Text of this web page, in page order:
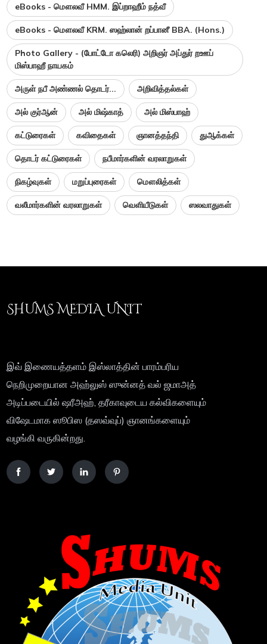
eBooks - மௌலவீ HMM. இப்றாஹீம் நத்வீ
eBooks - மௌலவீ KRM. ஸஹ்லான் றப்பானீ BBA. (Hons.)
Photo Gallery - (போட்டோ கலெரி) அறிஞர் அப்துர் றஊப்
மிஸ்பாஹீ நாயகம்
அருள் நபீ அண்ணல் தொடர்... அறிவித்தல்கள்
அல் குர்ஆன் அல் மிஷ்காத் அல் மிஸ்பாஹ்
கட்டுரைகள் கவிதைகள் ஞானத்தந்தி துஆக்கள்
தொடர் கட்டுரைகள் நபீமார்களின் வரலாறுகள்
நிகழ்வுகள் மறுப்புரைகள் மௌலித்கள்
வலீமார்களின் வரலாறுகள் வெளியீடுகள் ஸலவாதுகள்
SHUMS MEDIA UNIT
இவ் இணையத்தளம் இஸ்லாத்தின் பாரம்பரிய
நெறிமுறையான அஹ்லுஸ் ஸுன்னத் வல் ஜமாஅத்
அடிப்படையில் ஷரீஅஹ், தரீகாவுடைய கல்விகளையும்
விஷேடமாக ஸூபிஸ (தஸவ்வுப்) ஞானங்களையும்
வழங்கி வருகின்றது.